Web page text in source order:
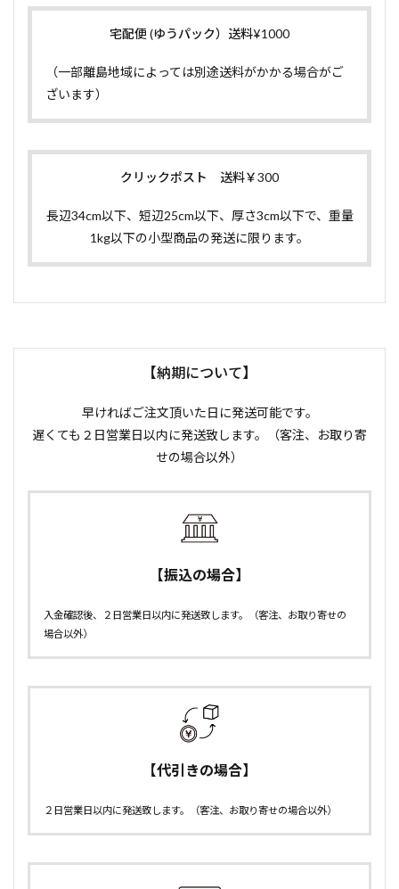
宅配便 (ゆうパック）送料¥1000
（一部離島地域によっては別途送料がかかる場合がご
ざいます）
クリックポスト 送料￥300
長辺34cm以下、短辺25cm以下、厚さ3cm以下で、重量
1kg以下の小型商品の発送に限ります。
【納期について】
早ければご注文頂いた日に発送可能です。
遅くても２日営業日以内に発送致します。（客注、お取り寄
せの場合以外）
【振込の場合】
入金確認後、２日営業日以内に発送致します。（客注、お取り寄せの
場合以外）
【代引きの場合】
２日営業日以内に発送致します。（客注、お取り寄せの場合以外）